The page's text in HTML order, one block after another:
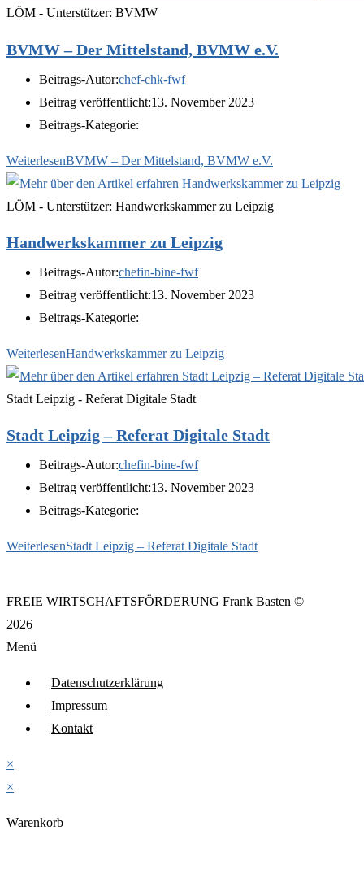
LÖM - Unterstützer: BVMW
BVMW – Der Mittelstand, BVMW e.V.
Beitrags-Autor:chef-chk-fwf
Beitrag veröffentlicht:13. November 2023
Beitrags-Kategorie:
WeiterlesenBVMW – Der Mittelstand, BVMW e.V.
LÖM - Unterstützer: Handwerkskammer zu Leipzig
Handwerkskammer zu Leipzig
Beitrags-Autor:chefin-bine-fwf
Beitrag veröffentlicht:13. November 2023
Beitrags-Kategorie:
WeiterlesenHandwerkskammer zu Leipzig
Stadt Leipzig - Referat Digitale Stadt
Stadt Leipzig – Referat Digitale Stadt
Beitrags-Autor:chefin-bine-fwf
Beitrag veröffentlicht:13. November 2023
Beitrags-Kategorie:
WeiterlesenStadt Leipzig – Referat Digitale Stadt
FREIE WIRTSCHAFTSFÖRDERUNG Frank Basten ©
2026
Menü
Datenschutzerklärung
Impressum
Kontakt
×
×
Warenkorb